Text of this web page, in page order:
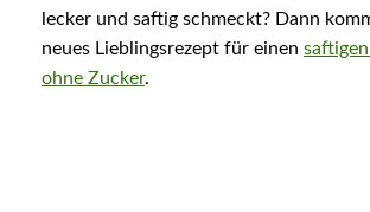
lecker und saftig schmeckt? Dann
neues Lieblingsrezept für einen
ohne Zucker.